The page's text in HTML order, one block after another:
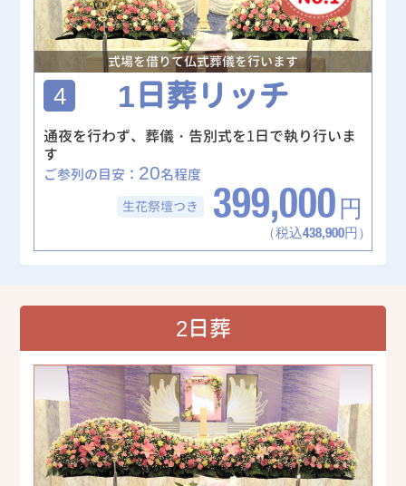
式場を借りて仏式葬儀を行います
4 1日葬リッチ
通夜を行わず、葬儀・告別式を1日で執り行いま
す
ご参列の目安： 20名程度
生花祭壇つき 399,000 円
（税込438,900円）
2日葬